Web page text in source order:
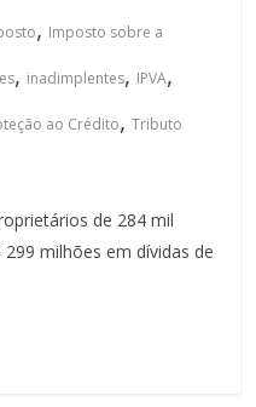
, Imposto sobre a
, inadimplentes, IPVA,
ao Crédito,Tributo
de 284 mil
milhões em dívidas de